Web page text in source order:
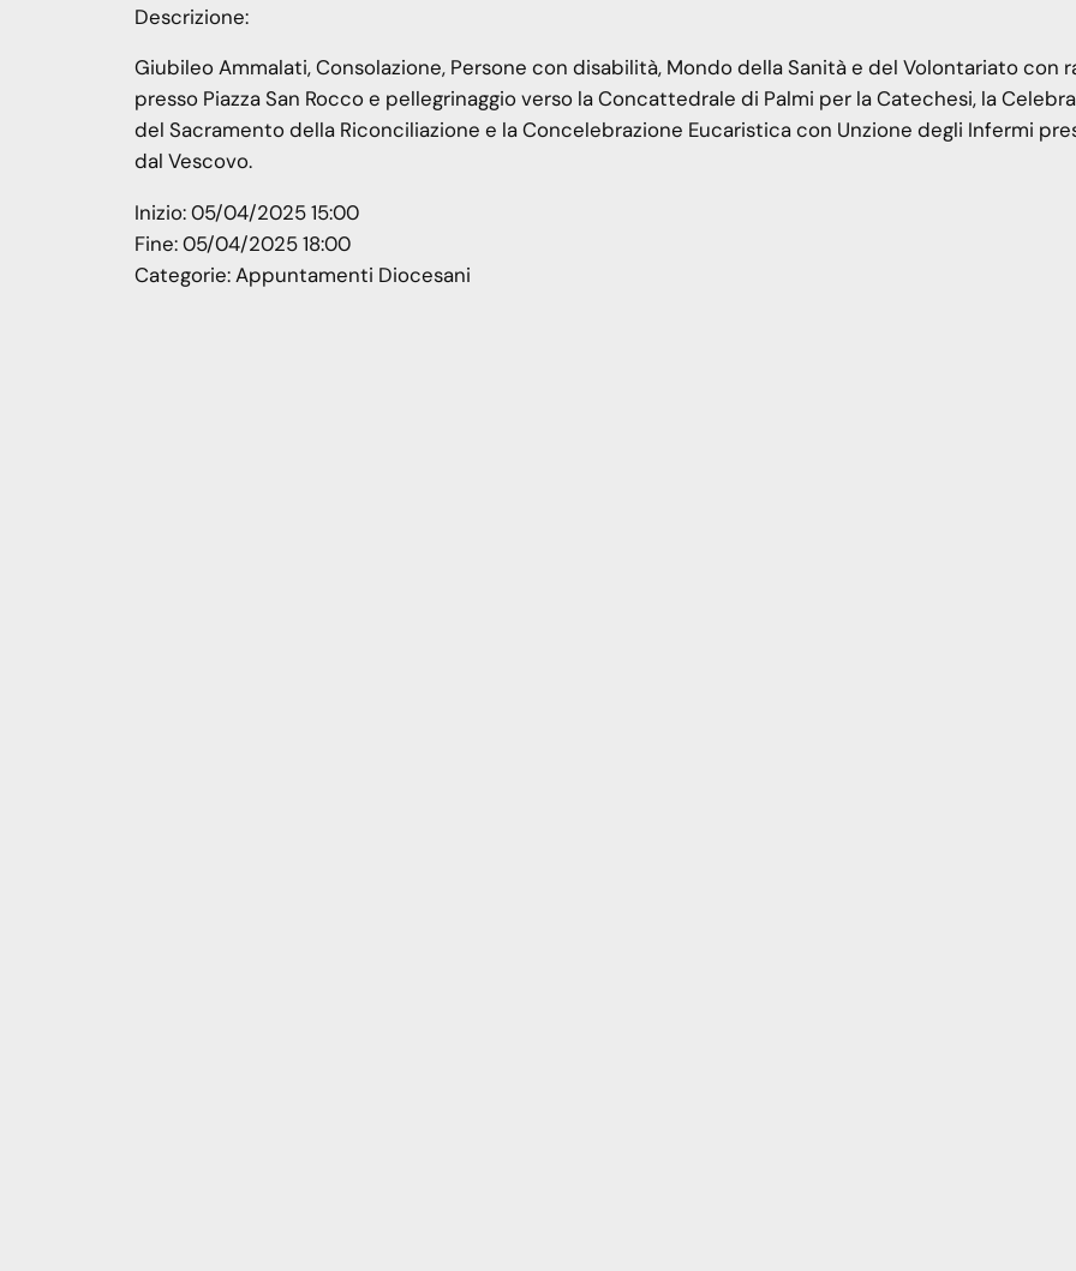
Descrizione:
Giubileo Ammalati, Consolazione, Persone con disabilità, Mondo della Sanità e del Volontariato con
presso Piazza San Rocco e pellegrinaggio verso la Concattedrale di Palmi per la Catechesi, la
del Sacramento della Riconciliazione e la Concelebrazione Eucaristica con Unzione degli Infermi
dal Vescovo.
Inizio:05/04/2025 15:00
Fine:05/04/2025 18:00
Categorie:Appuntamenti Diocesani